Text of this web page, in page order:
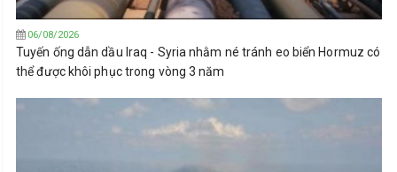
06/08/2026
Tuyến ống dẫn dầu Iraq - Syria nhằm né tránh eo biển Hormuz có
thể được khôi phục trong vòng 3 năm